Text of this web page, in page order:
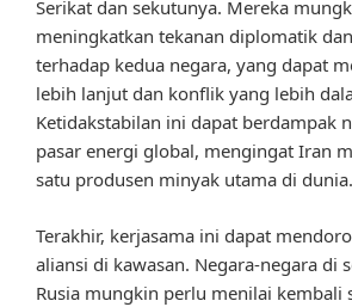
Serikat dan sekutunya. Mereka
meningkatkan tekanan diplomatik
terhadap kedua negara, yang dapat
lebih lanjut dan konflik yang lebih
Ketidakstabilan ini dapat berdampak
pasar energi global, mengingat Iran
satu produsen minyak utama di dunia.
Terakhir, kerjasama ini dapat
aliansi di kawasan. Negara-negara di
Rusia mungkin perlu menilai kembali